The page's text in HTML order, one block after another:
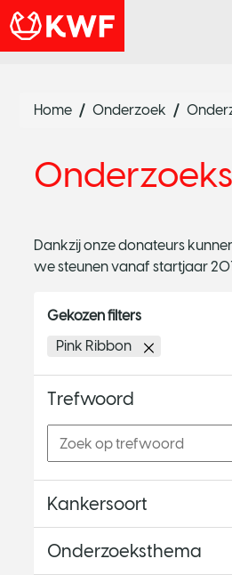
Home Onderzoek
Dankzij onze donateurs
we steunen vanaf startjaar
Gekozen filters
Pink Ribbon
Trefwoord
Kankersoort
Onderzoeksthema